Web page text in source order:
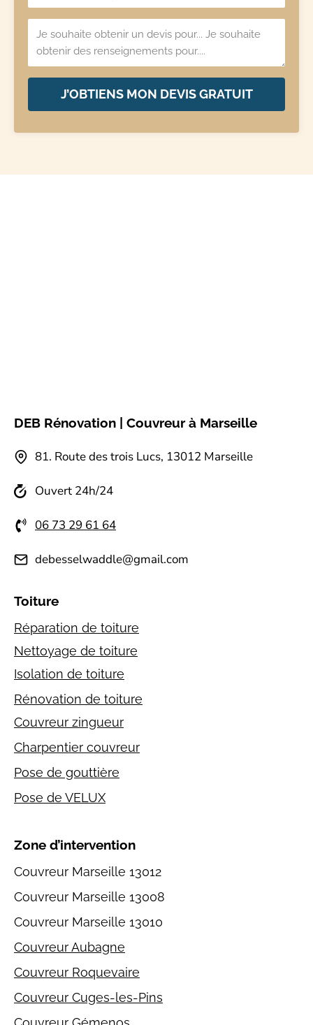
J’OBTIENS MON DEVIS GRATUIT
DEB Rénovation | Couvreur à Marseille
81.⁠ ⁠Route des trois Lucs, 13012 Marseille
Ouvert 24h/24
06 73 29 61 64
debesselwaddle@gmail.com
Toiture
Réparation de toiture
Nettoyage de toiture
Isolation de toiture
Rénovation de toiture
Couvreur zingueur
Charpentier couvreur
Pose de gouttière
Pose de VELUX
Zone d’intervention
Couvreur Marseille 13012
Couvreur Marseille 13008
Couvreur Marseille 13010
Couvreur Aubagne
Couvreur Roquevaire
Couvreur Cuges-les-Pins